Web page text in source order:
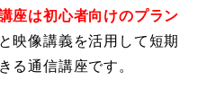
座は初心者向けのプラン
映像講義を活用して短期
る通信講座です。